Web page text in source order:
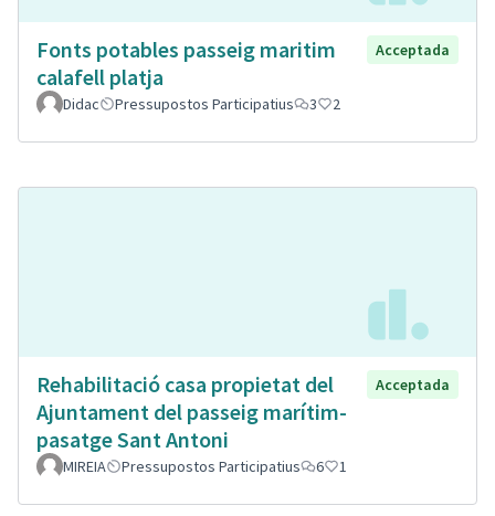
Fonts potables passeig maritim
calafell platja
Acceptada
Didac Pressupostos Participatius 3 2
Rehabilitació casa propietat del
Ajuntament del passeig marítim-
pasatge Sant Antoni
Acceptada
MIREIA Pressupostos Participatius 6 1